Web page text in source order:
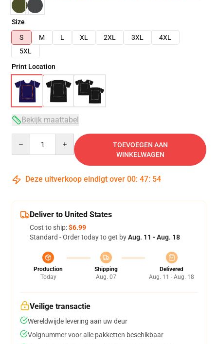
Size
S
M L XL 2XL 3XL
4XL
5XL
Print Location
Bekijk maattabel
TOEVOEGEN AAN
WINKELWAGEN
Deze uitverkoop eindigt over 00: 47: 53
Deliver to United States
Cost to ship:$6.99
Standard - Order today to get byAug. 11 - Aug. 18
Production
Today
Shipping
Aug. 07
Delivered
Aug. 11 - Aug. 18
Veilige transactie
Wereldwijde levering aan uw deur
Volgnummer voor alle pakketten beschikbaar